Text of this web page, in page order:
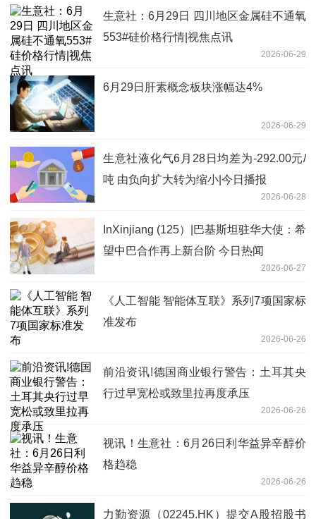
生意社：6月29日 四川地区金属硅不通氧
553#硅价格行情|视焦点讯
2026-06-29
6月29日肝素概念板块涨幅达4%
2026-06-29
生意社液化气6月28日均差为-292.00元/
吨 由负向扩大转为缩小|今日播报
2026-06-28
InXinjiang (125）|巴基斯坦驻华大使：希
望中巴合作再上新台阶 今日热闻
2026-06-27
《人工智能 智能体互联》系列7项国家标
准发布
2026-06-26
前沿资讯!德国商业银行警告：土耳其央
行过早宽松或致里拉再度承压
2026-06-26
视讯！生意社：6月26日利华益异辛醇价
格趋稳
2026-06-26
力勤资源（02245.HK）提交A股招股书